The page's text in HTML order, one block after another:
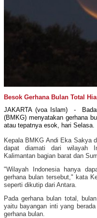
Besok Gerhana Bulan Total
JAKARTA (voa Islam) -
(BMKG) menyatakan gerhana
atau tepatnya esok, hari Selasa.
Kepala BMKG Andi Eka Sakya
dapat diamati dari wilayah
Kalimantan bagian barat dan
"Wilayah Indonesia hanya
gerhana bulan tersebut," kata
seperti dikutip dari Antara.
Pada gerhana bulan total,
yaitu bayangan inti yang
gerhana bulan.